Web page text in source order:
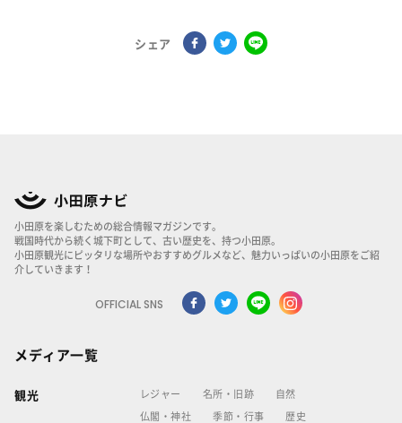
シェア
小田原を楽しむための総合情報マガジンです。
戦国時代から続く城下町として、古い歴史を、持つ小田原。
小田原観光にピッタリな場所やおすすめグルメなど、魅力いっぱいの小田原をご紹
介していきます！
OFFICIAL SNS
メディア一覧
観光 レジャー 名所・旧跡 自然
仏閣・神社 季節・行事 歴史